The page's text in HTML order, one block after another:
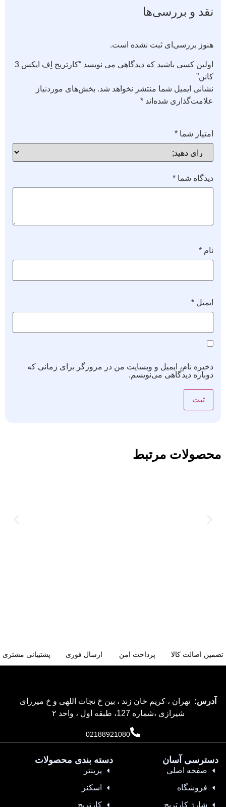
نقد و بررسی‌ها
هنوز بررسی‌ای ثبت نشده است.
اولین کسی باشید که دیدگاهی می نویسد “کارتریج اِف ایکس 3
کانن”
نشانی ایمیل شما منتشر نخواهد شد. بخش‌های موردنیاز
علامت‌گذاری شده‌اند *
امتیاز شما *
دیدگاه شما *
نام *
ایمیل *
ذخیره نام، ایمیل و وبسایت من در مرورگر برای زمانی که
دوباره دیدگاهی می‌نویسم.
محصولات مرتبط
تضمین اصالت کالا پرداخت امن ارسال فوری پشتیبانی مشتری
آدرس: تهران ، کریم خان زند ، بین خ نجات اللهی و خ میرزای
شیرازی ،شماره 127، طبقه اول ، واحد ۲
02188921080
دسترسی آسان
صفحه اصلی
فروشگاه
شارژ کارتریج
دسته بندی محصولات
پرینتر
اسکنر
کارتریج